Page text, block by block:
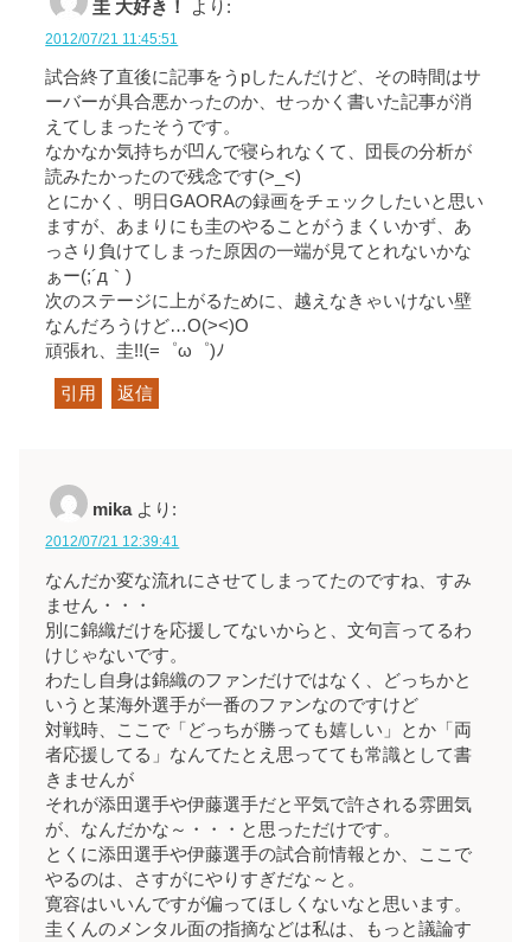
圭 大好き！ より:
2012/07/21 11:45:51
試合終了直後に記事をうpしたんだけど、その時間はサ
ーバーが具合悪かったのか、せっかく書いた記事が消
えてしまったそうです。
なかなか気持ちが凹んで寝られなくて、団長の分析が
読みたかったので残念です(>_<)
とにかく、明日GAORAの録画をチェックしたいと思い
ますが、あまりにも圭のやることがうまくいかず、あ
っさり負けてしまった原因の一端が見てとれないかな
ぁー(;´д｀)
次のステージに上がるために、越えなきゃいけない壁
なんだろうけど…O(><)O
頑張れ、圭!!(=゜ω゜)ﾉ
引用 返信
mika より:
2012/07/21 12:39:41
なんだか変な流れにさせてしまってたのですね、すみ
ません・・・
別に錦織だけを応援してないからと、文句言ってるわ
けじゃないです。
わたし自身は錦織のファンだけではなく、どっちかと
いうと某海外選手が一番のファンなのですけど
対戦時、ここで「どっちが勝っても嬉しい」とか「両
者応援してる」なんてたとえ思ってても常識として書
きませんが
それが添田選手や伊藤選手だと平気で許される雰囲気
が、なんだかな～・・・と思っただけです。
とくに添田選手や伊藤選手の試合前情報とか、ここで
やるのは、さすがにやりすぎだな～と。
寛容はいいんですが偏ってほしくないなと思います。
圭くんのメンタル面の指摘などは私は、もっと議論す